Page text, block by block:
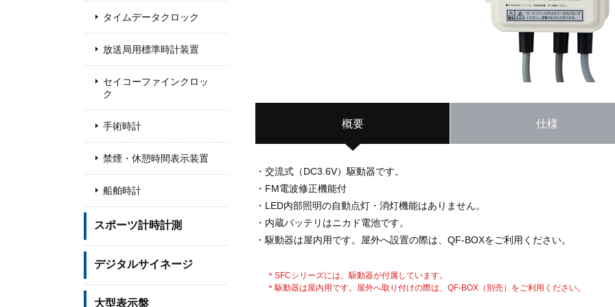
概要 仕様
・交流式（DC3.6V）駆動器です。
・FM電波修正機能付
・LED内部照明の自動点灯・消灯機能はありません。
・内蔵バッテリはニカド電池です。
・駆動器は屋内用です。屋外へ設置の際は、QF-BOXをご利用ください。
＊SFCシリーズには、駆動器が付属しています。
＊駆動器は屋内用です。屋外へ取り付けの際は、QF-BOX（別売）をご利用ください。
タイムデータクロック
放送局用標準時計装置
セイコーファインクロッ
ク
手術時計
禁煙・休憩時間表示装置
船舶時計
スポーツ計時計測
デジタルサイネージ
大型表示盤